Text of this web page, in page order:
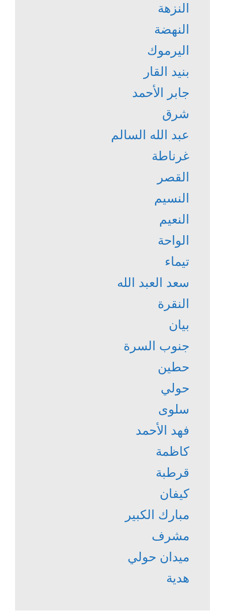
النزهة
النهضة
اليرموك
بنيد القار
جابر الأحمد
شرق
عبد الله السالم
غرناطة
القصر
النسيم
النعيم
الواحة
تيماء
سعد العبد الله
النقرة
بيان
جنوب السرة
حطين
حولي
سلوى
فهد الأحمد
كاظمة
قرطبة
كيفان
مبارك الكبير
مشرف
ميدان حولي
هدية